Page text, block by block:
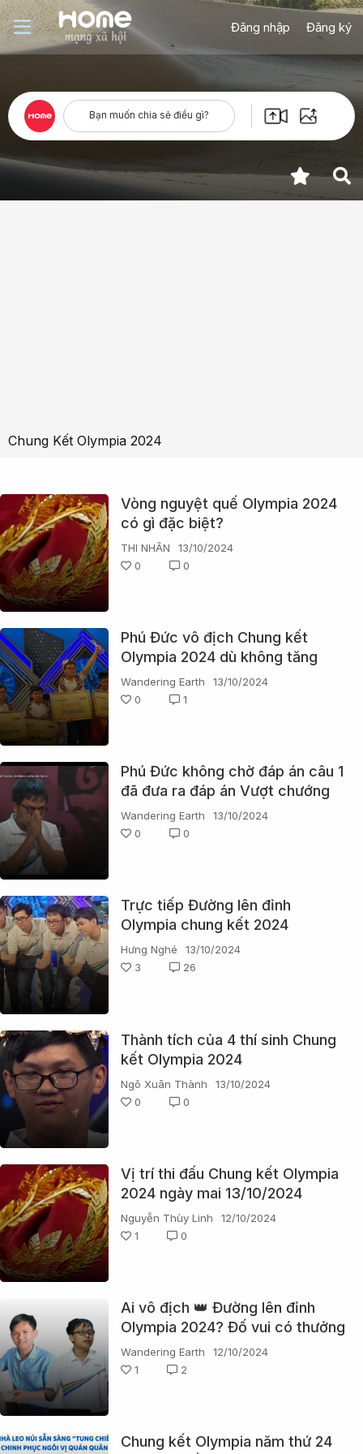
Đăng nhập Đăng ký
Bạn muốn chia sẻ điều gì?
Chung Kết Olympia 2024
Vòng nguyệt quế Olympia 2024
có gì đặc biệt?
THI NHÂN
13/10/2024
0
0
Phú Đức vô địch Chung kết
Olympia 2024 dù không tăng
được điểm nào ở vòng Về đích
và hơn Á quân chỉ 5 điểm
Wandering Earth
13/10/2024
0
1
Phú Đức không chờ đáp án câu 1
đã đưa ra đáp án Vượt chướng
ngại vật!
Wandering Earth
13/10/2024
0
0
Trực tiếp Đường lên đỉnh
Olympia chung kết 2024
Hưng Nghé
13/10/2024
3
26
Thành tích của 4 thí sinh Chung
kết Olympia 2024
Ngô Xuân Thành
13/10/2024
0
0
Vị trí thi đấu Chung kết Olympia
2024 ngày mai 13/10/2024
Nguyễn Thùy Linh
12/10/2024
1
0
Ai vô địch 👑 Đường lên đỉnh
Olympia 2024? Đố vui có thưởng
nàooooooooooo
Wandering Earth
12/10/2024
1
2
Chung kết Olympia năm thứ 24